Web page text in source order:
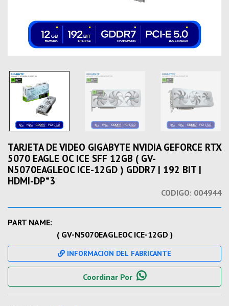
TARJETA DE VIDEO GIGABYTE NVIDIA GEFORCE RTX
5070 EAGLE OC ICE SFF 12GB ( GV-
N5070EAGLEOC ICE-12GD ) GDDR7 | 192 BIT |
HDMI-DP*3
CODIGO: 004944
PART NAME:
( GV-N5070EAGLEOC ICE-12GD )
INFORMACION DEL FABRICANTE
Coordinar Por